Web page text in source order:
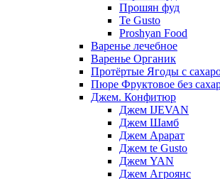
Прошян фуд
Te Gusto
Proshyan Food
Варенье лечебное
Варенье Органик
Протёртые Ягоды с
Пюре Фруктовое без
Джем. Конфитюр
Джем IJEVAN
Джем Шамб
Джем Арарат
Джем te Gusto
Джем YAN
Джем Агроянс